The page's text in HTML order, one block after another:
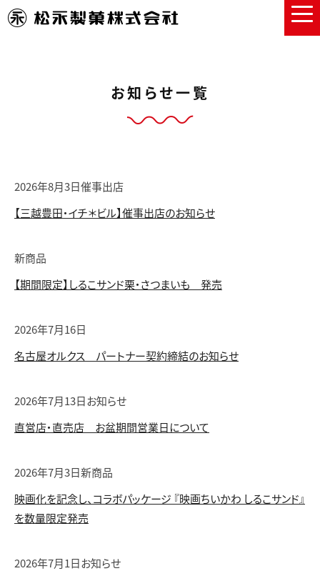
お知らせ一覧
2026年8月3日催事出店
【三越豊田・イチ＊ビル】催事出店のお知らせ
新商品
【期間限定】しるこサンド栗・さつまいも 発売
2026年7月16日
名古屋オルクス パートナー契約締結のお知らせ
2026年7月13日お知らせ
直営店・直売店 お盆期間営業日について
2026年7月3日新商品
映画化を記念し、コラボパッケージ 『映画ちいかわ しるこサンド』
を数量限定発売
2026年7月1日お知らせ